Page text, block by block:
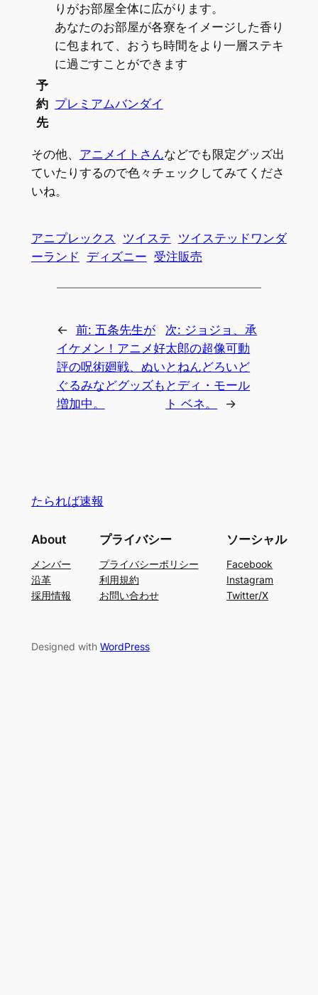
りがお部屋全体に広がります。
あなたのお部屋が各寮をイメージした香り
に包まれて、おうち時間をより一層ステキ
に過ごすことができます
予
約
先
プレミアムバンダイ
その他、 アニメイトさんなどでも限定グッズ出
ていたりするので色々チェックしてみてくださ
いね。
アニプレックス ツイステ ツイステッドワンダ
ーランド
ディズニー 受注販売
← 前: 五条先生が
イケメン！アニメ好
評の呪術廻戦、ぬい
ぐるみなどグッズも
増加中。
次: ジョジョ、承
太郎の超像可動
とねんどろいど
とディ・モール
ト ベネ。
→
たられば速報
About
メンバー
沿革
採用情報
プライバシー
プライバシーポリシー
利用規約
お問い合わせ
ソーシャル
Facebook
Instagram
Twitter/X
Designed with WordPress